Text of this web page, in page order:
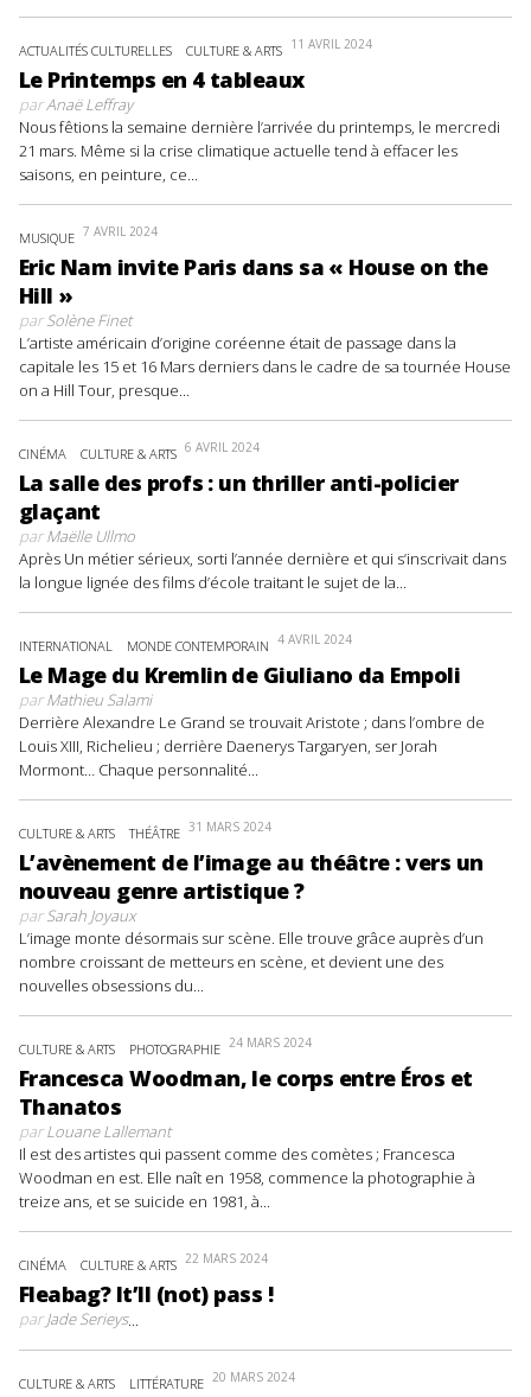
ACTUALITÉS CULTURELLES CULTURE & ARTS 11 AVRIL 2024
Le Printemps en 4 tableaux
parAnaë Leffray
Nous fêtions la semaine dernière l’arrivée du printemps, le mercredi
21 mars. Même si la crise climatique actuelle tend à effacer les
saisons, en peinture, ce...
MUSIQUE 7 AVRIL 2024
Eric Nam invite Paris dans sa « House on the
Hill »
parSolène Finet
L’artiste américain d’origine coréenne était de passage dans la
capitale les 15 et 16 Mars derniers dans le cadre de sa tournée House
on a Hill Tour, presque...
CINÉMA CULTURE & ARTS 6 AVRIL 2024
La salle des profs : un thriller anti-policier
glaçant
parMaëlle Ullmo
Après Un métier sérieux, sorti l’année dernière et qui s’inscrivait dans
la longue lignée des films d’école traitant le sujet de la...
INTERNATIONAL MONDE CONTEMPORAIN 4 AVRIL 2024
Le Mage du Kremlin de Giuliano da Empoli
parMathieu Salami
Derrière Alexandre Le Grand se trouvait Aristote ; dans l’ombre de
Louis XIII, Richelieu ; derrière Daenerys Targaryen, ser Jorah
Mormont… Chaque personnalité...
CULTURE & ARTS THÉÂTRE 31 MARS 2024
L’avènement de l’image au théâtre : vers un
nouveau genre artistique ?
parSarah Joyaux
L’image monte désormais sur scène. Elle trouve grâce auprès d’un
nombre croissant de metteurs en scène, et devient une des
nouvelles obsessions du...
CULTURE & ARTS PHOTOGRAPHIE 24 MARS 2024
Francesca Woodman, le corps entre Éros et
Thanatos
parLouane Lallemant
Il est des artistes qui passent comme des comètes ; Francesca
Woodman en est. Elle naît en 1958, commence la photographie à
treize ans, et se suicide en 1981, à...
CINÉMA CULTURE & ARTS 22 MARS 2024
Fleabag? It’ll (not) pass !
parJade Serieys...
CULTURE & ARTS LITTÉRATURE 20 MARS 2024